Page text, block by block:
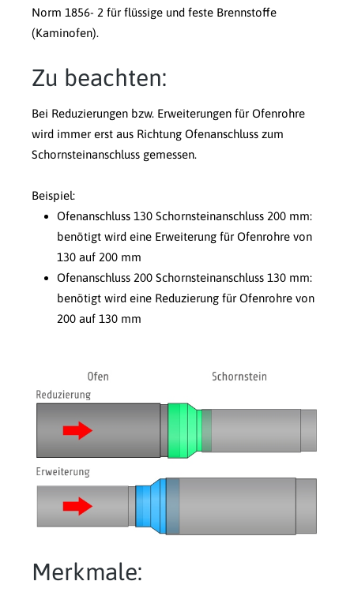
Norm 1856- 2 für flüssige und feste Brennstoffe
(Kaminofen).
Zu beachten:
Bei Reduzierungen bzw. Erweiterungen für Ofenrohre
wird immer erst aus Richtung Ofenanschluss zum
Schornsteinanschluss gemessen.
Beispiel:
Ofenanschluss 130 Schornsteinanschluss 200 mm:
benötigt wird eine Erweiterung für Ofenrohre von
130 auf 200 mm
Ofenanschluss 200 Schornsteinanschluss 130 mm:
benötigt wird eine Reduzierung für Ofenrohre von
200 auf 130 mm
Merkmale: